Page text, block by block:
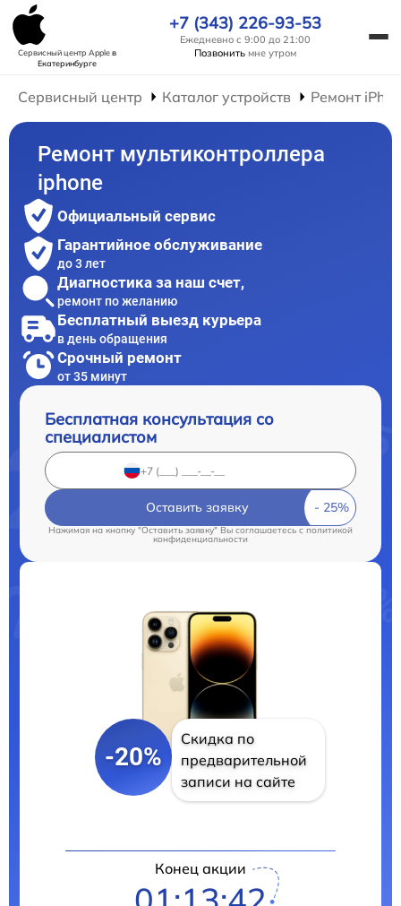
Сервисный центр Appleв
Екатеринбурге
+7 (343) 226-93-53
Ежедневно с 9:00 до 21:00
Позвонить мне утром
Сервисный центр Каталог устройств Ремонт
Ремонт мультиконтроллера
iphone
Официальный сервис
Гарантийное обслуживание
до 3 лет
Диагностика за наш счет,
ремонт по желанию
Бесплатный выезд курьера
в день обращения
Срочный ремонт
от 35 минут
Бесплатная консультация со
специалистом
Оставить заявку
Нажимая на кнопку "Оставить заявку" Вы соглашаетесь cполитикой
конфиденциальности
-20%
Скидка по
предварительной
записи на сайте
Конец акции